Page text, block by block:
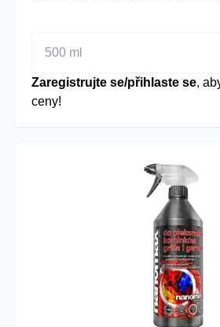
500 ml
Zaregistrujte se/přihlaste se,
ceny!